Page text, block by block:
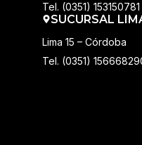
Tel. (0351)
SUCURSAL
Lima 15 – Córdoba
Tel. (0351)